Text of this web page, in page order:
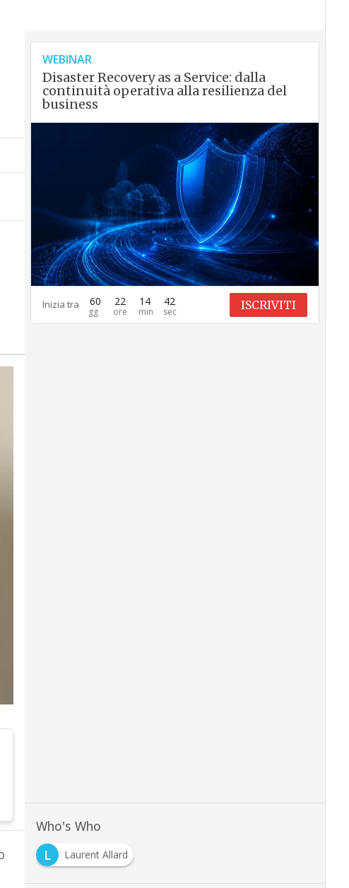
WEBINAR
Disaster Recovery as a Service: dalla
continuità operativa alla resilienza del
business
Inizia tra 60 22 14 41 ISCRIVITI
Who's Who
L
Laurent Allard